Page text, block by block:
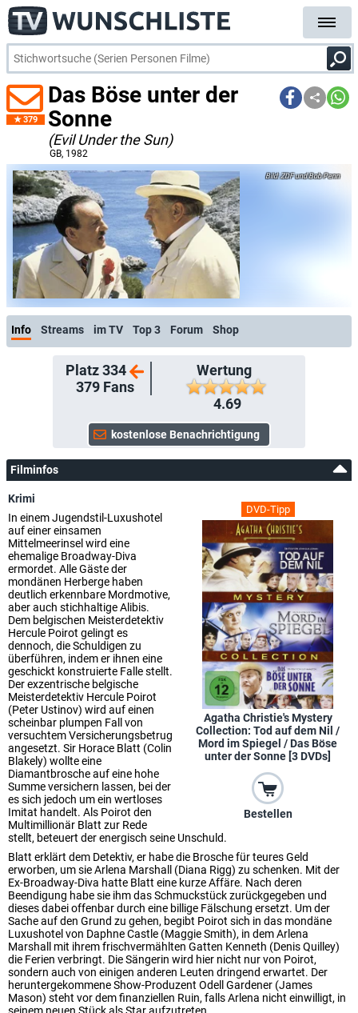
379
Das Böse unter der
Sonne
(Evil Under the Sun)
GB, 1982
ZDF und Bob Penn
Info Streams im TV Top 3 Forum Shop
Platz 334
379Fans
Wertung
4.69
Filminfos
DVD-Tipp
Agatha Christie's Mystery
Collection: Tod auf dem Nil /
Mord im Spiegel / Das Böse
unter der Sonne [3 DVDs]
Bestellen
Krimi
In einem Jugendstil-Luxushotel
auf einer einsamen
Mittelmeerinsel wird eine
ehemalige Broadway-Diva
ermordet. Alle Gäste der
mondänen Herberge haben
deutlich erkennbare Mordmotive,
aber auch stichhaltige Alibis.
Dem belgischen Meisterdetektiv
Hercule Poirot gelingt es
dennoch, die Schuldigen zu
überführen, indem er ihnen eine
geschickt konstruierte Falle stellt.
Der exzentrische belgische
Meisterdetektiv Hercule Poirot
(Peter Ustinov) wird auf einen
scheinbar plumpen Fall von
versuchtem Versicherungsbetrug
angesetzt. Sir Horace Blatt (Colin
Blakely) wollte eine
Diamantbrosche auf eine hohe
Summe versichern lassen, bei der
es sich jedoch um ein wertloses
Imitat handelt. Als Poirot den
Multimillionär Blatt zur Rede
stellt, beteuert der energisch seine Unschuld.
Blatt erklärt dem Detektiv, er habe die Brosche für teures Geld
erworben, um sie Arlena Marshall (Diana Rigg) zu schenken. Mit der
Ex-Broadway-Diva hatte Blatt eine kurze Affäre. Nach deren
Beendigung habe sie ihm das Schmuckstück zurückgegeben und
dieses dabei offenbar durch eine billige Fälschung ersetzt. Um der
Sache auf den Grund zu gehen, begibt Poirot sich in das mondäne
Luxushotel von Daphne Castle (Maggie Smith), in dem Arlena
Marshall mit ihrem frischvermählten Gatten Kenneth (Denis Quilley)
die Ferien verbringt. Die Sängerin wird hier nicht nur von Poirot,
sondern auch von einigen anderen Leuten dringend erwartet. Der
heruntergekommene Show-Produzent Odell Gardener (James
Mason) steht vor dem finanziellen Ruin, falls Arlena nicht einwilligt, in